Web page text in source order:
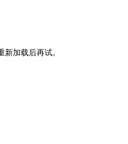
加载后再试。